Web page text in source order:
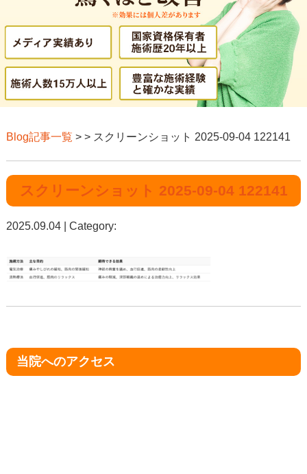
Blog記事一覧 > > スクリーンショット 2025-09-04 122141
スクリーンショット 2025-09-04 122141
2025.09.04 | Category:
当院へのアクセス